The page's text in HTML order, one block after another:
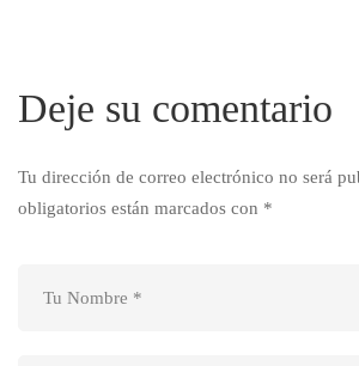
Deje su comentario
Tu dirección de correo electrónico no será
obligatorios están marcados con *